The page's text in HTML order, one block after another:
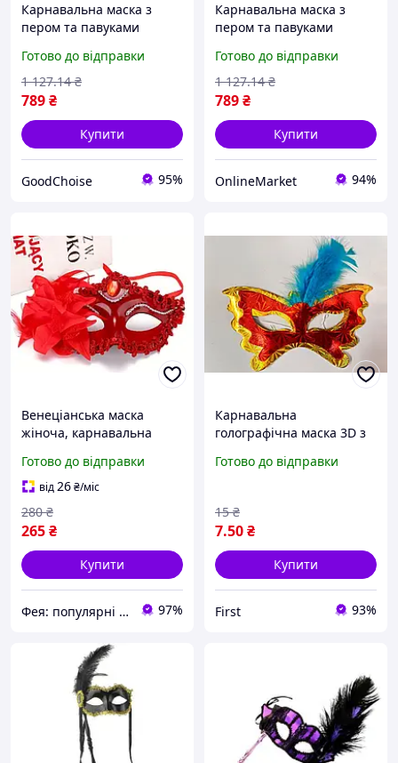
Карнавальна маска з
пером та павуками
маска на Хелловін /
Косплей маска
маскарадна
Готово до відправки
789₴
1 127.14 ₴
Купити
GoodChoise 95%
Карнавальна маска з
пером та павуками
Оксамитова маска на
Хелловін / Косплей маска
маскарадна
Готово до відправки
789₴
1 127.14 ₴
Купити
OnlineMarket 94%
Венеціанська маска
жіноча, карнавальна
Готово до відправки
від26₴/міс
265₴
280 ₴
Купити
Фея: популярні товари в інтернеті 97%
Карнавальна
голографічна маска 3D з
Готово до відправки
7.50₴
15 ₴
Купити
First 93%